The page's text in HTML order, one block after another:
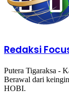
Redaksi
Putera Tigaraksa -
Berawal dari
HOBI.